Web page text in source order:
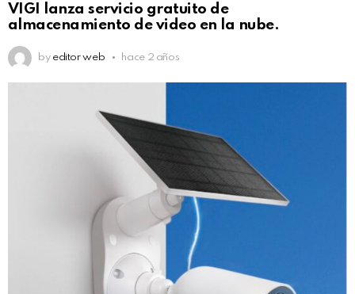
VIGI lanza servicio gratuito de
almacenamiento de video en la nube.
by editor web hace 2 años